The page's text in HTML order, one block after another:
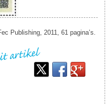
Publishing, 2011, 61 pagina’s.